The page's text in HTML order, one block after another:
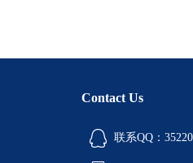
Contact Us
联系QQ：